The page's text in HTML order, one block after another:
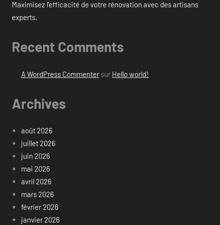
Maximisez l’efficacité de votre rénovation avec des artisans
experts.
Recent Comments
A WordPress Commentersur Hello world!
Archives
août 2026
juillet 2026
juin 2026
mai 2026
avril 2026
mars 2026
février 2026
janvier 2026